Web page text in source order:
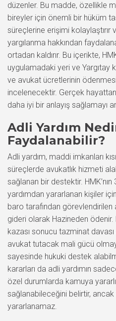
düzenler. Bu madde, özellikle
bireyler için önemli bir hüküm
süreçlerine erişimi kolaylaştırır
yargılanma hakkından
ortadan kaldırır. Bu içerikte,
uygulamadaki yeri ve Yargıtay
ve avukat ücretlerinin
incelenecektir. Gerçek
daha iyi bir anlayış sağlamayı
Adli Yardım
Faydalanabilir?
Adli yardım, maddi imkanları
süreçlerde avukatlık hizmeti
sağlanan bir destektir.
yardımdan yararlanan kişiler
baro tarafından görevlendirilen
gideri olarak Hazineden
kazası sonucu tazminat
avukat tutacak mali gücü
sayesinde hukuki destek
kararları da adli yardımın
özel durumlarda kamuya
sağlanabileceğini belirtir,
yararlanamaz.